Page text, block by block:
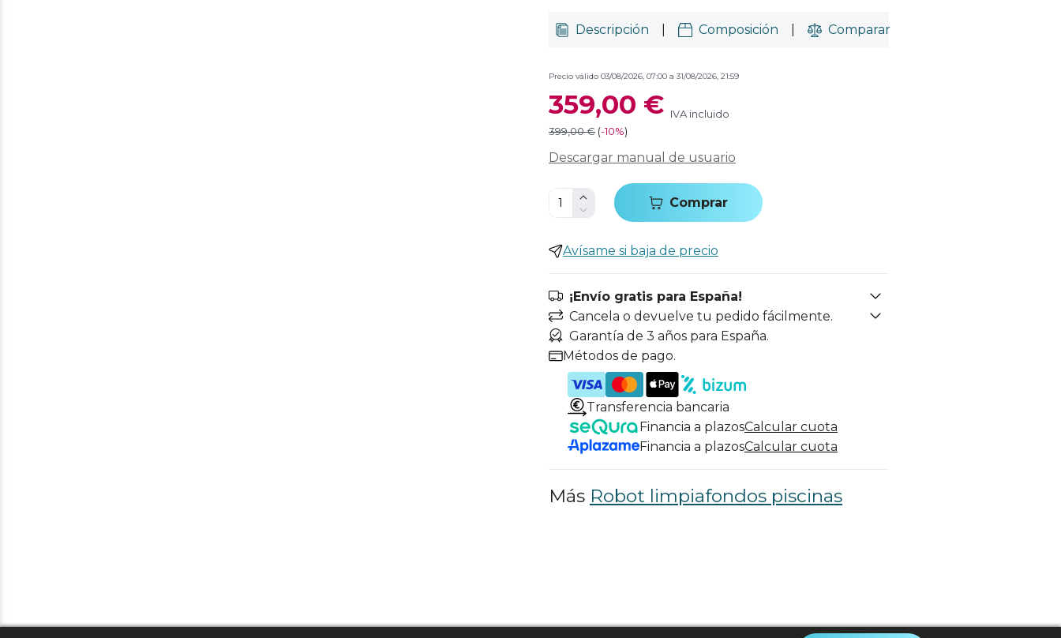
Descripción Composición Comparar
Precio válido 03/08/2026, 07:00 a 31/08/2026, 21:59
359,00 € IVA incluido
399,00 € (-10%)
Descargar manual de usuario
Comprar
Avísame si baja de precio
¡Envío gratis para España!
Cancela o devuelve tu pedido fácilmente.
Garantía de 3 años para España.
Métodos de pago.
Transferencia bancaria
Financia a plazosCalcular cuota
Financia a plazosCalcular cuota
Más Robot limpiafondos piscinas